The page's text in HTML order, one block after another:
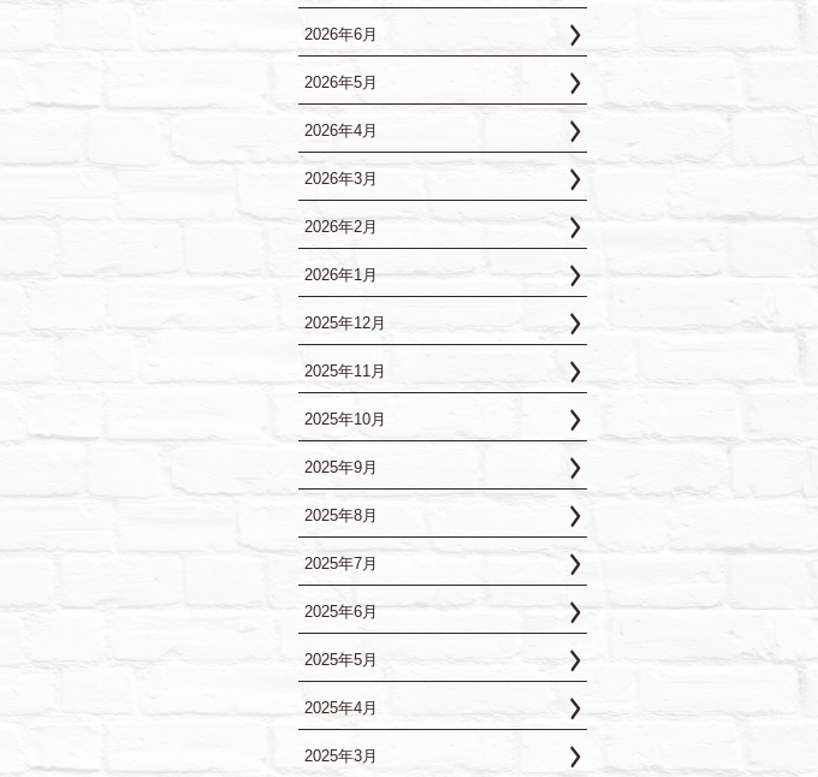
2026年6月
2026年5月
2026年4月
2026年3月
2026年2月
2026年1月
2025年12月
2025年11月
2025年10月
2025年9月
2025年8月
2025年7月
2025年6月
2025年5月
2025年4月
2025年3月